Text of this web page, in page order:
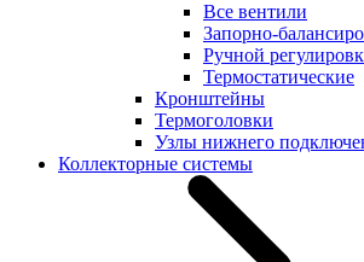
Все вентили
Запорно-
Ручной
Термостатические
Кронштейны
Термоголовки
Узлы нижнего
Коллекторные системы